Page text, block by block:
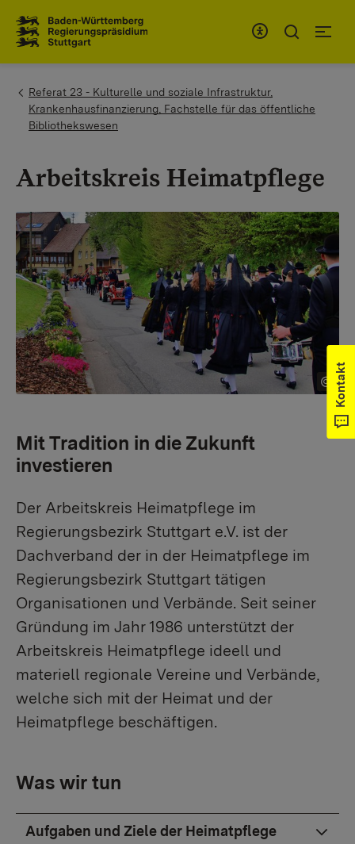
You are here:
Referat 23 - Kulturelle und soziale Infrastruktur,
Krankenhausfinanzierung, Fachstelle für das öffentliche
Bibliothekswesen
Arbeitskreis Heimatpflege
Mit Tradition in die Zukunft
investieren
Der Arbeitskreis Heimatpflege im
Regierungsbezirk Stuttgart e.V. ist der
Dachverband der in der Heimatpflege im
Regierungsbezirk Stuttgart tätigen
Organisationen und Verbände. Seit seiner
Gründung im Jahr 1986 unterstützt der
Arbeitskreis Heimatpflege ideell und
materiell regionale Vereine und Verbände,
welche sich mit der Heimat und der
Heimatpflege beschäftigen.
Was wir tun
Aufgaben und Ziele der Heimatpflege
Kontakt